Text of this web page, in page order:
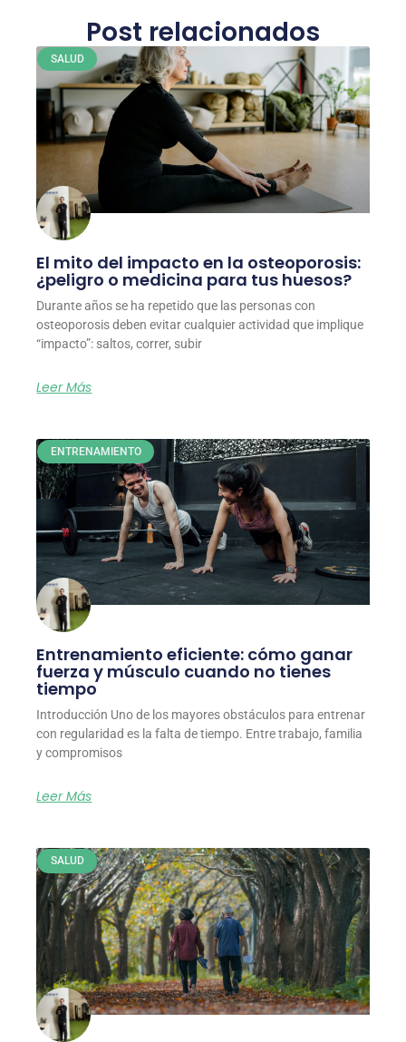
Post relacionados
SALUD
El mito del impacto en la osteoporosis:
¿peligro o medicina para tus huesos?
Durante años se ha repetido que las personas con
osteoporosis deben evitar cualquier actividad que implique
“impacto”: saltos, correr, subir
Leer Más
ENTRENAMIENTO
Entrenamiento eficiente: cómo ganar
fuerza y músculo cuando no tienes
tiempo
Introducción Uno de los mayores obstáculos para entrenar
con regularidad es la falta de tiempo. Entre trabajo, familia
y compromisos
Leer Más
SALUD